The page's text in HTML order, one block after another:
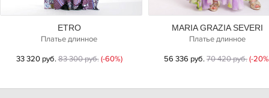
ETRO
Платье длинное
33 320 руб.83 300 руб. (-60%)
MARIA GRAZIA SEVERI
Платье длинное
56 336 руб.70 420 руб.(-